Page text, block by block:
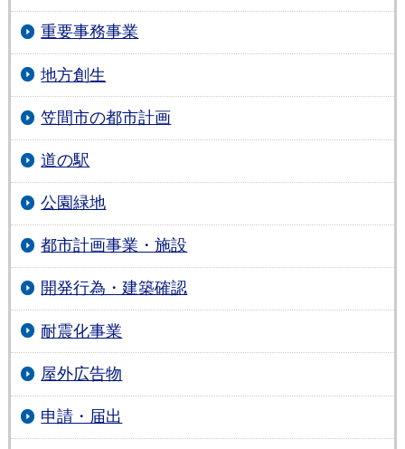
重要事務事業
地方創生
笠間市の都市計画
道の駅
公園緑地
都市計画事業・施設
開発行為・建築確認
耐震化事業
屋外広告物
申請・届出